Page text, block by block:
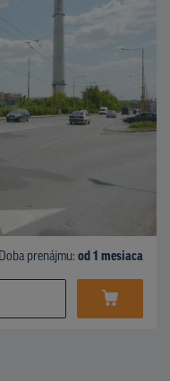
Doba prenájmu: od 1 mesiaca